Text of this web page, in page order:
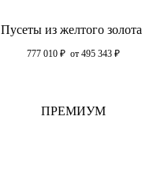
Пусеты из желтого золота
777 010 ₽ от 495 343 ₽
ПРЕМИУМ